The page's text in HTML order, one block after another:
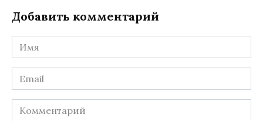
Добавить комментарий
Имя
*
Email
*
Комментарий